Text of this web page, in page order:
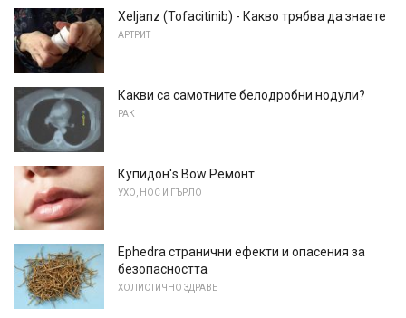
Xeljanz (Tofacitinib) - Какво трябва да знаете
АРТРИТ
Какви са самотните белодробни нодули?
РАК
Купидон's Bow Ремонт
УХО, НОС И ГЪРЛО
Ephedra странични ефекти и опасения за
безопасността
ХОЛИСТИЧНО ЗДРАВЕ